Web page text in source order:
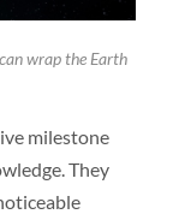
wrap the Earth
milestone
They